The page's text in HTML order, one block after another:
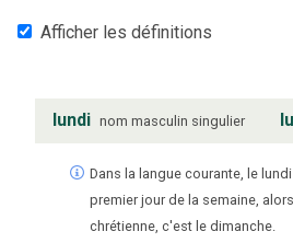
Afficher les définitions
lundi nom masculin singulier
Dans la langue courante, le
premier jour de la semaine,
chrétienne, c'est le dimanche.